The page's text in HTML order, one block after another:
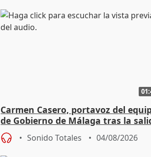
Carmen Casero, portavoz del
de Gobierno de Málaga tras la
de Pérez de Siles
Sonido Totales 04/08/2026